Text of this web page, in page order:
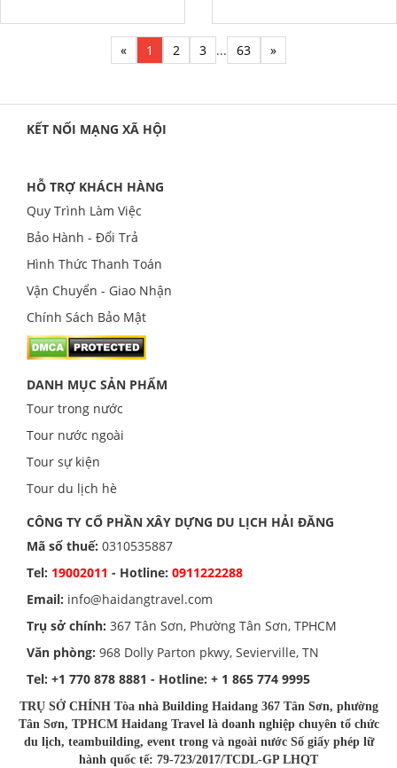
« 1 2 3 ... 63 »
KẾT NỐI MẠNG XÃ HỘI
HỖ TRỢ KHÁCH HÀNG
Quy Trình Làm Việc
Bảo Hành - Đổi Trả
Hình Thức Thanh Toán
Vận Chuyển - Giao Nhận
Chính Sách Bảo Mật
DANH MỤC SẢN PHẨM
Tour trong nước
Tour nước ngoài
Tour sự kiện
Tour du lịch hè
CÔNG TY CỔ PHẦN XÂY DỰNG DU LỊCH HẢI ĐĂNG
Mã số thuế: 0310535887
Tel: 19002011 - Hotline: 0911222288
Email: info@haidangtravel.com
Trụ sở chính: 367 Tân Sơn, Phường Tân Sơn, TPHCM
Văn phòng: 968 Dolly Parton pkwy, Sevierville, TN
Tel: +1 770 878 8881 - Hotline: + 1 865 774 9995
TRỤ SỞ CHÍNH Tòa nhà Building Haidang 367 Tân Sơn, phường
Tân Sơn, TPHCM Haidang Travel là doanh nghiệp chuyên tổ chức
du lịch, teambuilding, event trong và ngoài nước Số giấy phép lữ
hành quốc tế: 79-723/2017/TCDL-GP LHQT